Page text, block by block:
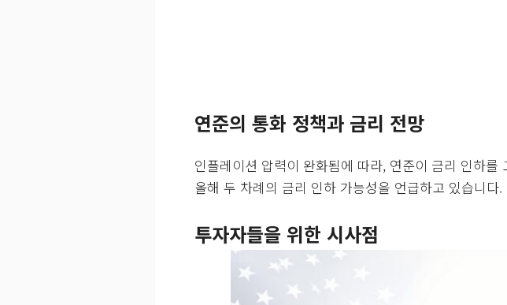
연준의 통화 정책과 금리 전망
인플레이션 압력이 완화됨에 따라, 연준이 금리 인하
올해 두 차례의 금리 인하 가능성을 언급하고 있습니다.
투자자들을 위한 시사점